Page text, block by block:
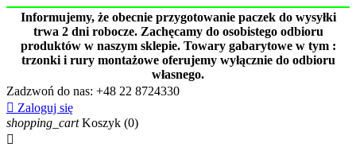
Informujemy, że obecnie przygotowanie paczek do wysyłki
trwa 2 dni robocze. Zachęcamy do osobistego odbioru
produktów w naszym sklepie. Towary gabarytowe w tym :
trzonki i rury montażowe oferujemy wyłącznie do odbioru
własnego.
Zadzwoń do nas: +48 22 8724330
 Zaloguj się
shopping_cart Koszyk (0)
